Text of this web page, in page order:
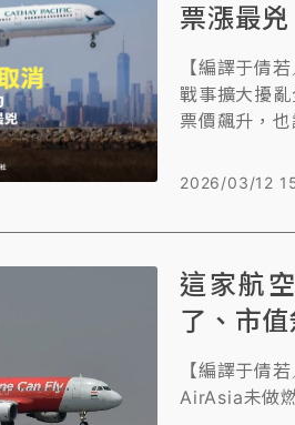
票漲最兇
【編譯于倩
戰事擴大擾
票價飆升，
2026/03/12
這家航
了、市
【編譯于倩
AirAsia未做